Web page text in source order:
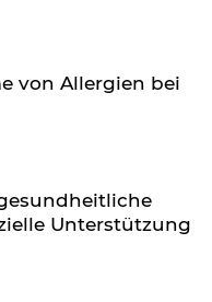
von Allergien bei
Unterstützung